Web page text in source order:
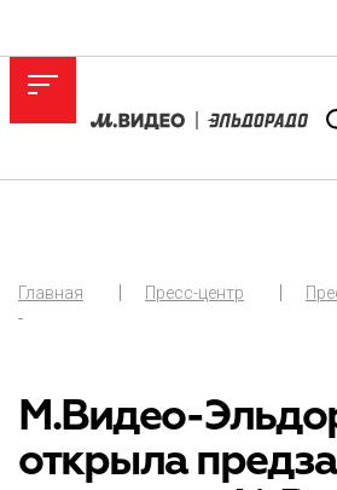
Главная Пресс-центр
-
М.Видео-
открыла